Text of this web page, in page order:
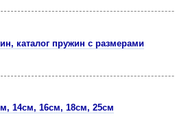
каталог пружин с размерами
14см, 16см, 18см, 25см